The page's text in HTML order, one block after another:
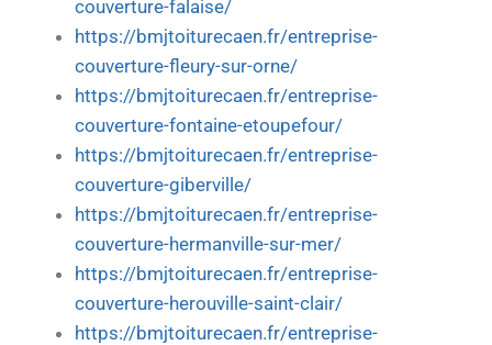
couverture-falaise/
https://bmjtoiturecaen.fr/entreprise-
couverture-fleury-sur-orne/
https://bmjtoiturecaen.fr/entreprise-
couverture-fontaine-etoupefour/
https://bmjtoiturecaen.fr/entreprise-
couverture-giberville/
https://bmjtoiturecaen.fr/entreprise-
couverture-hermanville-sur-mer/
https://bmjtoiturecaen.fr/entreprise-
couverture-herouville-saint-clair/
https://bmjtoiturecaen.fr/entreprise-